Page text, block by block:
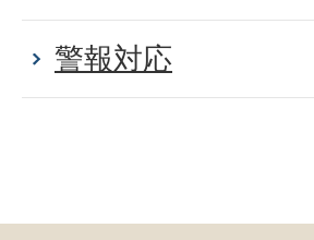
警報対応